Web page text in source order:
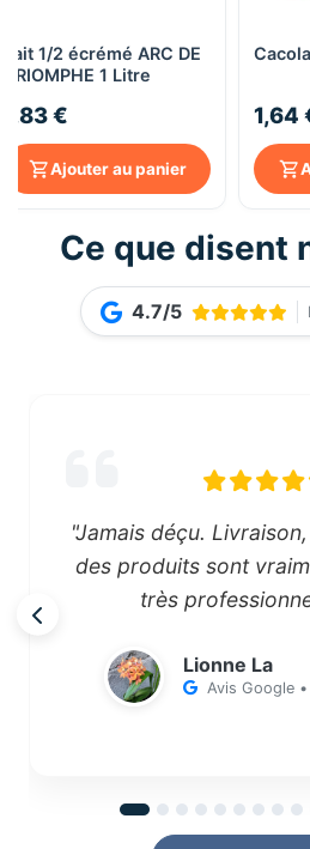
Lait 1/2 écrémé ARC DE
TRIOMPHE 1 Litre
1,83 €
Ajouter au panier
1,64
Ce que disent
4.7/5
"Jamais déçu.
des produits sont
très
Lionne La
Avis Google